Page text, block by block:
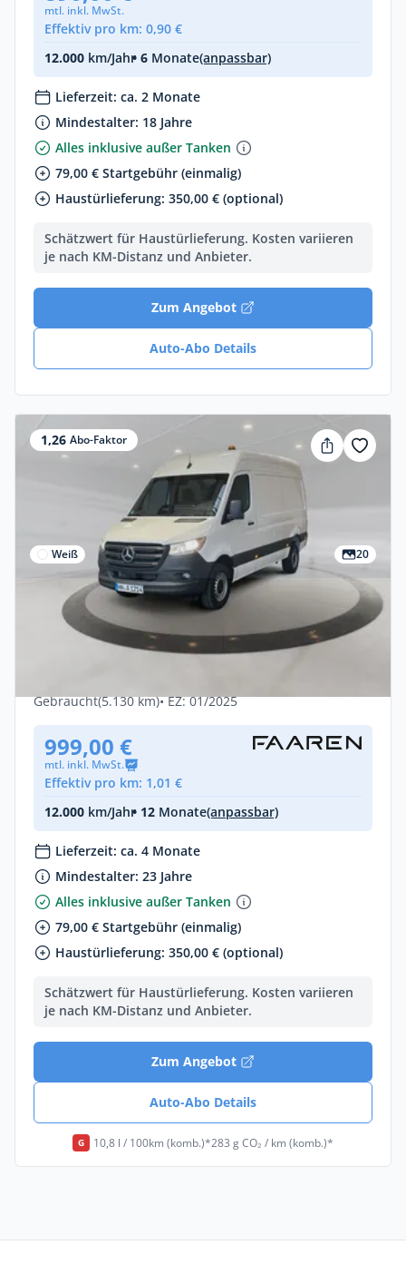
mtl. inkl. MwSt.
Effektiv pro km: 0,90 €
12.000 km/Jahr• 6 Monate(anpassbar)
Lieferzeit: ca. 2 Monate
Mindestalter: 18 Jahre
Alles inklusive außer Tanken
79,00 € Startgebühr (einmalig)
Haustürlieferung: 350,00 € (optional)
Schätzwert für Haustürlieferung. Kosten variieren
je nach KM-Distanz und Anbieter.
Zum Angebot
Auto-Abo Details
1,26 Abo-Faktor
Weiß 20
Privat & Gewerbe
Mercedes-Benz Sprinter 315 Kasten
++sofort verfügbar++
Gebraucht(5.130 km)• EZ: 01/2025
999,00 €
mtl. inkl. MwSt.
Effektiv pro km: 1,01 €
12.000 km/Jahr• 12 Monate(anpassbar)
Lieferzeit: ca. 4 Monate
Mindestalter: 23 Jahre
Alles inklusive außer Tanken
79,00 € Startgebühr (einmalig)
Haustürlieferung: 350,00 € (optional)
Schätzwert für Haustürlieferung. Kosten variieren
je nach KM-Distanz und Anbieter.
Zum Angebot
Auto-Abo Details
G 10,8 l / 100km (komb.)*283 g CO₂ / km (komb.)*